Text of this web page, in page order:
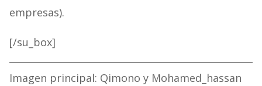
empresas).
[/su_box]
Imagen principal: Qimono y Mohamed_hassan